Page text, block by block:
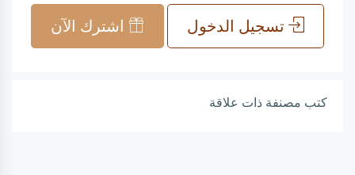
تسجيل الدخول اشترك الآن
كتب مصنفة ذات علاقة